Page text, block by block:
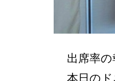
出席率
本日の